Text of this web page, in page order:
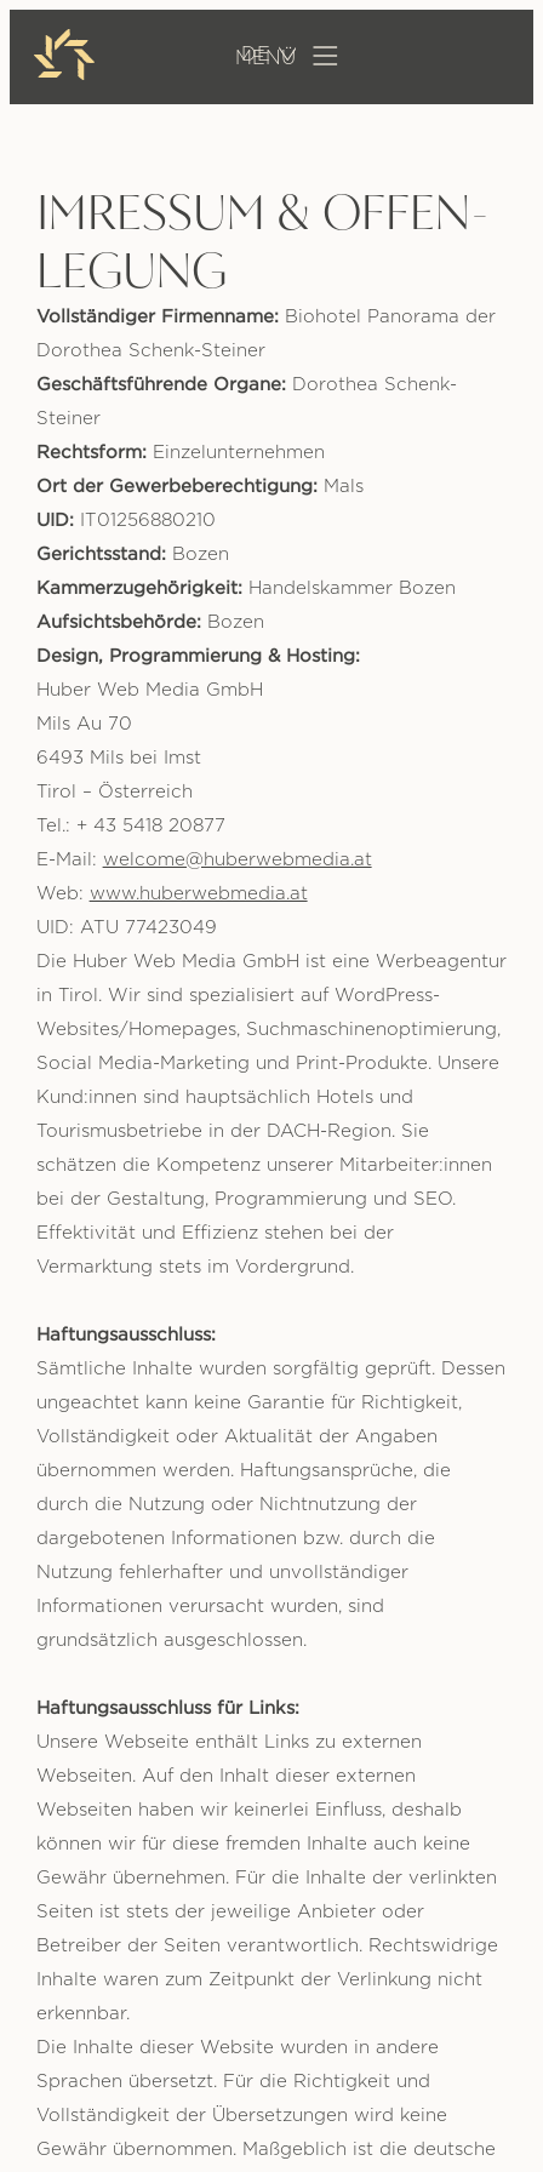
DE
IMRESSUM & OFFEN­
LEGUNG
Vollständiger Firmenname: Biohotel Panorama der
Dorothea Schenk-Steiner
Geschäftsführende Organe: Dorothea Schenk-
Steiner
Rechtsform: Einzelunternehmen
Ort der Gewerbeberechtigung: Mals
UID: IT01256880210
Gerichtsstand: Bozen
Kammerzugehörigkeit: Handelskammer Bozen
Aufsichtsbehörde: Bozen
Design, Programmierung & Hosting:
Huber Web Media GmbH
Mils Au 70
6493 Mils bei Imst
Tirol – Österreich
Tel.: + 43 5418 20877
E-Mail: welcome@huberwebmedia.at
Web: www.huberwebmedia.at
UID: ATU 77423049
Die Huber Web Media GmbH ist eine Werbeagentur
in Tirol. Wir sind spezialisiert auf WordPress-
Websites/Homepages, Suchmaschinenoptimierung,
Social Media-Marketing und Print-Produkte. Unsere
Kund:innen sind hauptsächlich Hotels und
Tourismusbetriebe in der DACH-Region. Sie
schätzen die Kompetenz unserer Mitarbeiter:innen
bei der Gestaltung, Programmierung und SEO.
Effektivität und Effizienz stehen bei der
Vermarktung stets im Vordergrund.
Haftungsausschluss:
Sämtliche Inhalte wurden sorgfältig geprüft. Dessen
ungeachtet kann keine Garantie für Richtigkeit,
Vollständigkeit oder Aktualität der Angaben
übernommen werden. Haftungsansprüche, die
durch die Nutzung oder Nichtnutzung der
dargebotenen Informationen bzw. durch die
Nutzung fehlerhafter und unvollständiger
Informationen verursacht wurden, sind
grundsätzlich ausgeschlossen.
Haftungsausschluss für Links:
Unsere Webseite enthält Links zu externen
Webseiten. Auf den Inhalt dieser externen
Webseiten haben wir keinerlei Einfluss, deshalb
können wir für diese fremden Inhalte auch keine
Gewähr übernehmen. Für die Inhalte der verlinkten
Seiten ist stets der jeweilige Anbieter oder
Betreiber der Seiten verantwortlich. Rechtswidrige
Inhalte waren zum Zeitpunkt der Verlinkung nicht
erkennbar.
Die Inhalte dieser Website wurden in andere
Sprachen übersetzt. Für die Richtigkeit und
Vollständigkeit der Übersetzungen wird keine
Gewähr übernommen. Maßgeblich ist die deutsche